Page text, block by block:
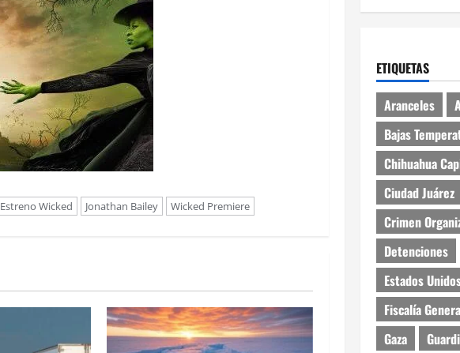
Estreno Wicked Jonathan Bailey Wicked Premiere
ETIQUETAS
Aranceles
Bajas
Chihuahua
Ciudad Juárez
Crimen
Detenciones
Estados
Fiscalía
Gaza